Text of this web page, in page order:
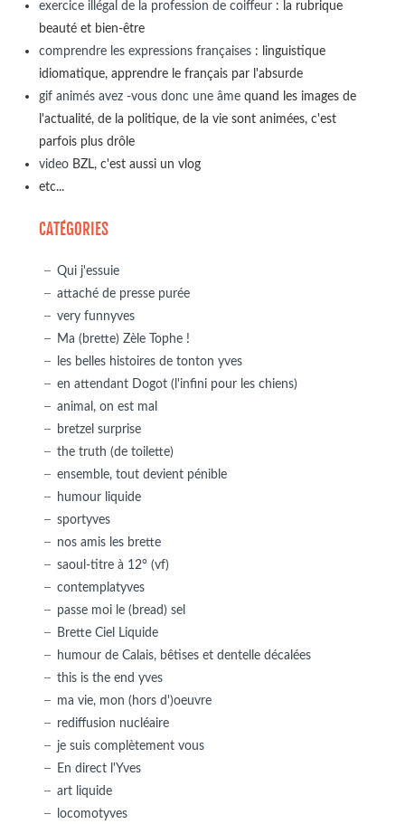
exercice illégal de la profession de coiffeur: la rubrique
beauté et bien-être
comprendre les expressions françaises: linguistique
idiomatique, apprendre le français par l'absurde
gif animés avez -vous donc une âmequand les images de
l'actualité, de la politique, de la vie sont animées, c'est
parfois plus drôle
videoBZL, c'est aussi un vlog
etc...
CATÉGORIES
Qui j'essuie
attaché de presse purée
very funnyves
Ma (brette) Zèle Tophe !
les belles histoires de tonton yves
en attendant Dogot (l'infini pour les chiens)
animal, on est mal
bretzel surprise
the truth (de toilette)
ensemble, tout devient pénible
humour liquide
sportyves
nos amis les brette
saoul-titre à 12° (vf)
contemplatyves
passe moi le (bread) sel
Brette Ciel Liquide
humour de Calais, bêtises et dentelle décalées
this is the end yves
ma vie, mon (hors d')oeuvre
rediffusion nucléaire
je suis complètement vous
En direct l'Yves
art liquide
locomotyves